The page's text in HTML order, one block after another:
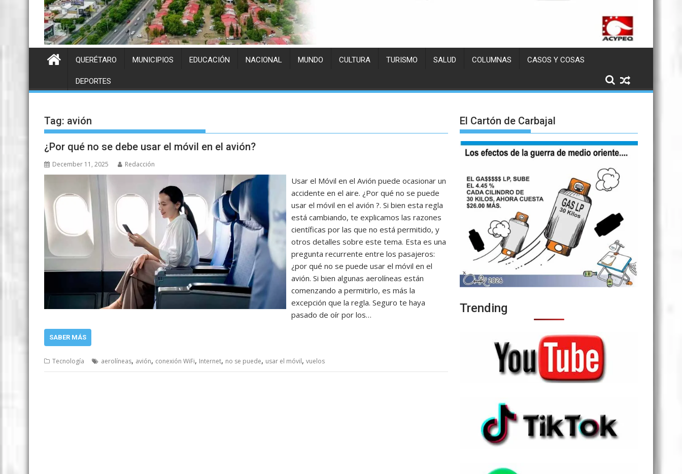
QUERÉTARO MUNICIPIOS EDUCACIÓN NACIONAL MUNDO CULTURA TURISMO SALUD COLUMNAS CASOS Y COSAS
DEPORTES
Tag: avión
¿Por qué no se debe usar el móvil en el avión?
December 11, 2025 Redacción
Usar el Móvil en el Avión puede ocasionar un
accidente en el aire. ¿Por qué no se puede
usar el móvil en el avión ?. Si bien esta regla
está cambiando, te explicamos las razones
científicas por las que no está permitido, y
otros detalles sobre este tema. Esta es una
pregunta recurrente entre los pasajeros:
¿por qué no se puede usar el móvil en el
avión. Si bien algunas aerolíneas están
comenzando a permitirlo, es más la
excepción que la regla. Seguro te haya
pasado de oír por los…
SABER MÁS
Tecnología aerolíneas, avión, conexión WiFi, Internet, no se puede, usar el móvil, vuelos
El Cartón de Carbajal
Trending